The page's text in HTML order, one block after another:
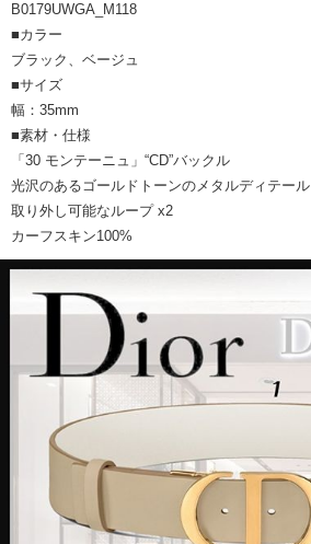
B0179UWGA_M118
■カラー
ブラック、ベージュ
■サイズ
幅：35mm
■素材・仕様
「30 モンテーニュ」“CD”バックル
光沢のあるゴールドトーンのメタルディテール
取り外し可能なループ x2
カーフスキン100%